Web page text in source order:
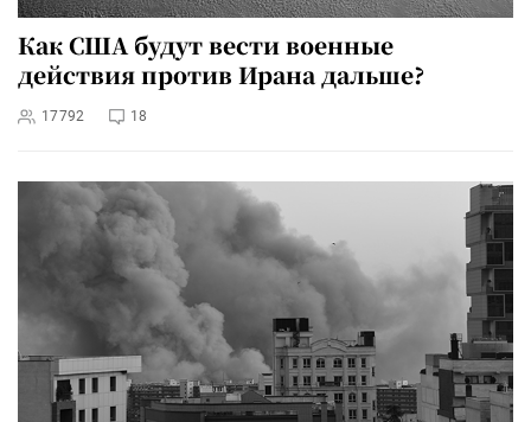
Как США будут вести военные
действия против Ирана дальше?
17792 18